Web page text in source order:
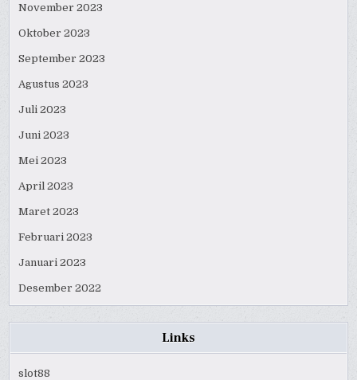
November 2023
Oktober 2023
September 2023
Agustus 2023
Juli 2023
Juni 2023
Mei 2023
April 2023
Maret 2023
Februari 2023
Januari 2023
Desember 2022
Links
slot88